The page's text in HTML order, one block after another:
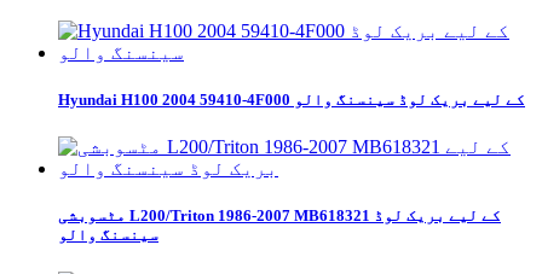
Hyundai H100 2004 59410-4F000 کے لیے بریک لوڈ سینسنگ والو
مٹسوبشی L200/Triton 1986-2007 MB618321 کے لیے بریک لوڈ
سینسنگ والو